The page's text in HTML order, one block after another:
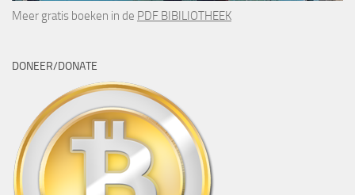
Meer gratis boeken in de PDF BIBILIOTHEEK
DONEER/DONATE